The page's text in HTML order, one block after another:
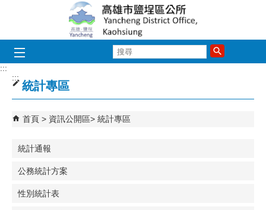
跳到主要內容區塊
尋
:::
:::
統計專區
首頁 資訊公開區 統計專區
統計通報
公務統計方案
性別統計表